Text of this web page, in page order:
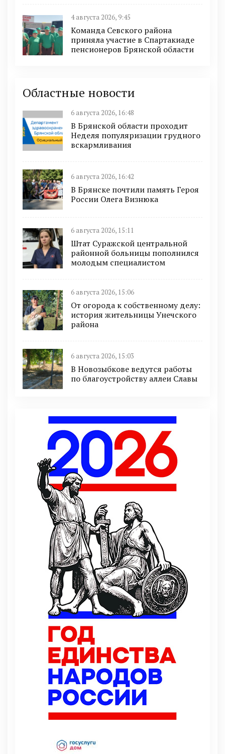
4 августа 2026, 9:45
Команда Севского района
приняла участие в Спартакиаде
пенсионеров Брянской области
Областные новости
6 августа 2026, 16:48
В Брянской области проходит
Неделя популяризации грудного
вскармливания
6 августа 2026, 16:42
В Брянске почтили память Героя
России Олега Визнюка
6 августа 2026, 15:11
Штат Суражской центральной
районной больницы пополнился
молодым специалистом
6 августа 2026, 15:06
От огорода к собственному делу:
история жительницы Унечского
района
6 августа 2026, 15:03
В Новозыбкове ведутся работы
по благоустройству аллеи Славы